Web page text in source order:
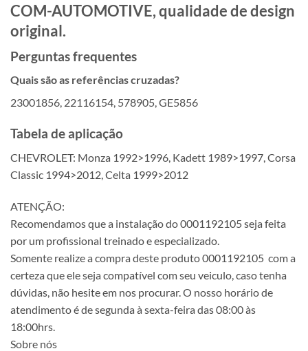
COM-AUTOMOTIVE, qualidade de design
original.
Perguntas frequentes
Quais são as referências cruzadas?
23001856, 22116154, 578905, GE5856
Tabela de aplicação
CHEVROLET: Monza 1992>1996, Kadett 1989>1997, Corsa
Classic 1994>2012, Celta 1999>2012
ATENÇÃO:
Recomendamos que a instalação do 0001192105 seja feita
por um profissional treinado e especializado.
Somente realize a compra deste produto 0001192105 com a
certeza que ele seja compatível com seu veiculo, caso tenha
dúvidas, não hesite em nos procurar. O nosso horário de
atendimento é de segunda à sexta-feira das 08:00 às
18:00hrs.
Sobre nós